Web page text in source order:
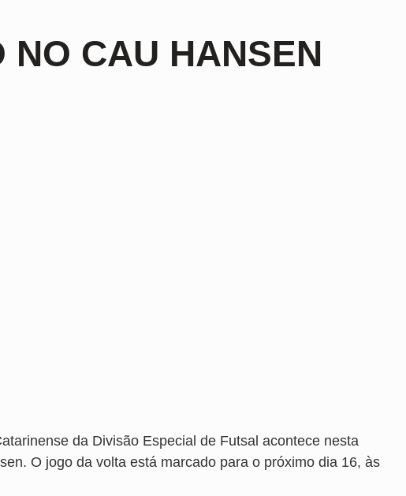
NO CAU HANSEN
da Divisão Especial de Futsal acontece nesta
O jogo da volta está marcado para o próximo dia 16, às